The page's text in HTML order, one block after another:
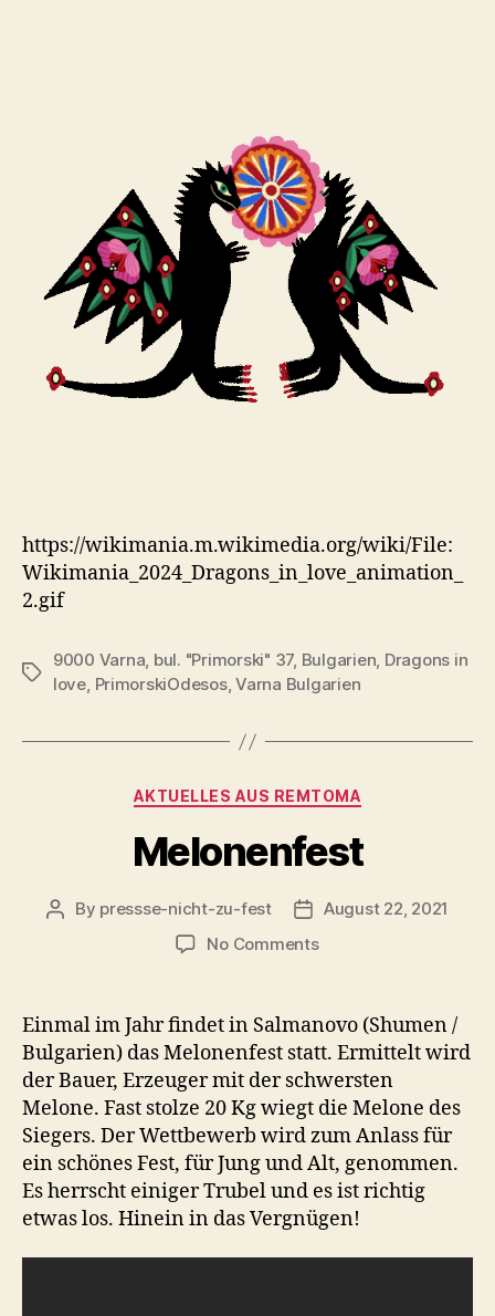
https://wikimania.m.wikimedia.org/wiki/File:
Wikimania_2024_Dragons_in_love_animation_
2.gif
Tags
9000 Varna, bul. "Primorski" 37, Bulgarien, Dragons in
love, PrimorskiOdesos,Varna Bulgarien
Categories
AKTUELLES AUS REMTOMA
Melonenfest
Post
By pressse-nicht-zu-fest
PostAugust 22, 2021
No Commentson
Einmal im Jahr findet in Salmanovo (Shumen /
Bulgarien) das Melonenfest statt. Ermittelt wird
der Bauer, Erzeuger mit der schwersten
Melone. Fast stolze 20 Kg wiegt die Melone des
Siegers. Der Wettbewerb wird zum Anlass für
ein schönes Fest, für Jung und Alt, genommen.
Es herrscht einiger Trubel und es ist richtig
etwas los. Hinein in das Vergnügen!